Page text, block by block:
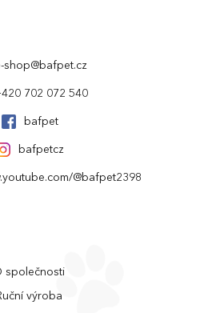
shop@bafpet.cz
702 072 540
bafpet
bafpetcz
@bafpet2398
společnosti
výroba